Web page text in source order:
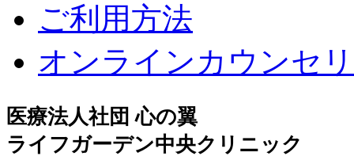
ご利用方法
オンラインカウンセ
医療法人社団 心の翼
ライフガーデン中央クリニック